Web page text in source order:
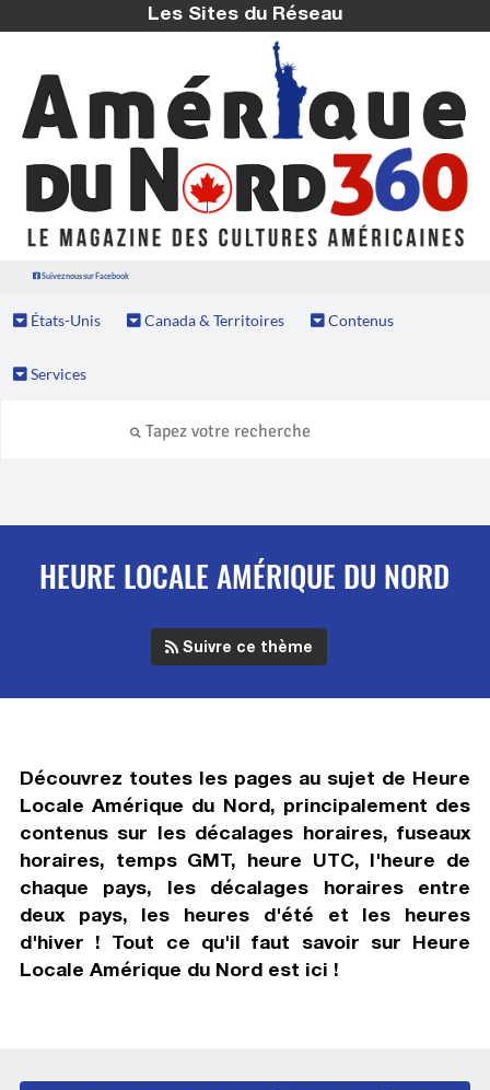
Les Sites du Réseau
Suivez nous sur Facebook
États-Unis Canada & Territoires Contenus
Services
HEURE LOCALE AMÉRIQUE DU NORD
Suivre ce thème
Découvrez toutes les pages au sujet de Heure
Locale Amérique du Nord, principalement des
contenus sur les décalages horaires, fuseaux
horaires, temps GMT, heure UTC, l'heure de
chaque pays, les décalages horaires entre
deux pays, les heures d'été et les heures
d'hiver ! Tout ce qu'il faut savoir sur Heure
Locale Amérique du Nordest ici !